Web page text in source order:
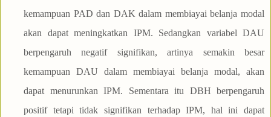
kemampuan PAD dan DAK dalam membiayai belanja modal
akan dapat meningkatkan IPM. Sedangkan variabel DAU
berpengaruh negatif signifikan, artinya semakin besar
kemampuan DAU dalam membiayai belanja modal, akan
dapat menurunkan IPM. Sementara itu DBH berpengaruh
positif tetapi tidak signifikan terhadap IPM, hal ini dapat